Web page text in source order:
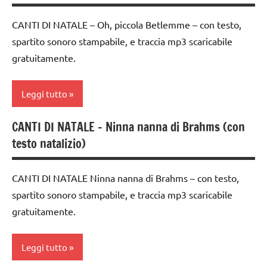
TUTTI GLI
ARTICOLI
mp3
Natale
ARTICOLI
di
Natale
canti
natalizi
classe
1a
2a
classe
classe
5a
CANTI DI NATALE – Oh, piccola Betlemme – con testo,
spartito sonoro stampabile, e traccia mp3 scaricabile
gratuitamente.
Leggi tutto
canti
di
Natale
canti
natalizi
classe
1a
classe
CANTI DI NATALE – Ninna nanna di Brahms (con
testo natalizio)
CANTI DI NATALE Ninna nanna di Brahms – con testo,
spartito sonoro stampabile, e traccia mp3 scaricabile
gratuitamente.
Leggi tutto